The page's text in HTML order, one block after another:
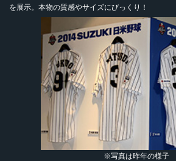
を展示。本物の質感やサイズにびっくり！
※写真は昨年の様子